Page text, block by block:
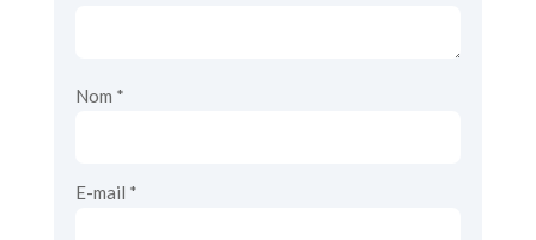
Nom *
E-mail *